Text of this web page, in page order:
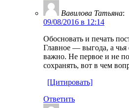
Вавилова Татьяна:
09/08/2016 в 12:14
Обосновать и печать
Главное — выгода, а чья
важно. Не первое и не
сохранять, вот в чем
[Цитировать]
Ответить